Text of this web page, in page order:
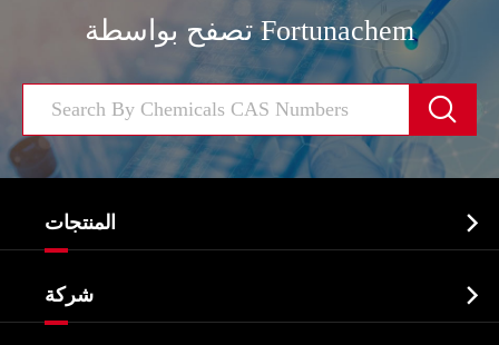
تصفح بواسطة Fortunachem

المنتجات 
الصيدلانية وسيطة
شركة 